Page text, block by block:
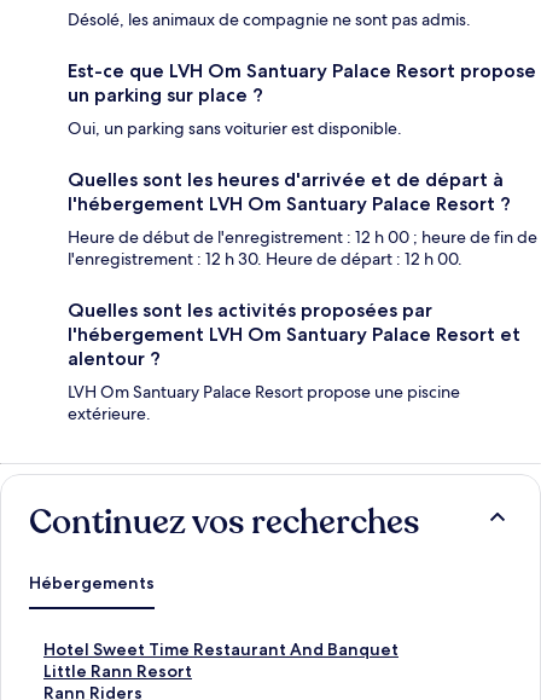
Désolé, les animaux de compagnie ne sont pas admis.
Est-ce que LVH Om Santuary Palace Resort propose
un parking sur place ?
Oui, un parking sans voiturier est disponible.
Quelles sont les heures d'arrivée et de départ à
l'hébergement LVH Om Santuary Palace Resort ?
Heure de début de l'enregistrement : 12 h 00 ; heure de fin de
l'enregistrement : 12 h 30. Heure de départ : 12 h 00.
Quelles sont les activités proposées par
l'hébergement LVH Om Santuary Palace Resort et
alentour ?
LVH Om Santuary Palace Resort propose une piscine
extérieure.
Continuez vos recherches
Hébergements
Hotel Sweet Time Restaurant And Banquet
L
i
e
Little Rann Resort
L
iRann Riders
L